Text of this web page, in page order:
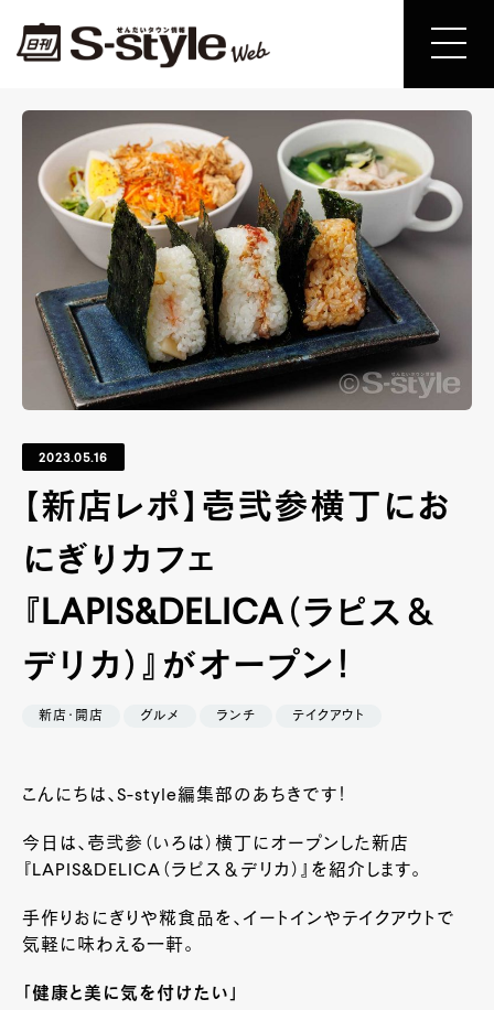
2023.05.16
【新店レポ】壱弐参横丁にお
にぎりカフェ
『LAPIS&DELICA（ラピス＆
デリカ）』がオープン！
新店・開店 グルメ ランチ テイクアウト
こんにちは、S-style編集部のあちきです！
今日は、壱弐参（いろは）横丁にオープンした新店
『LAPIS&DELICA（ラピス＆デリカ）』を紹介します。
手作りおにぎりや糀食品を、イートインやテイクアウトで
気軽に味わえる一軒。
「健康と美に気を付けたい」